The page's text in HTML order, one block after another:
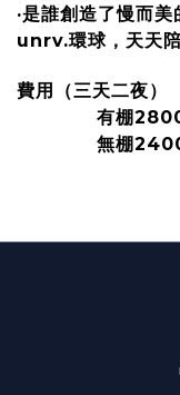
·是誰創造了慢而
unrv.環球，天天陪
費用（三天二夜）
有棚
無棚